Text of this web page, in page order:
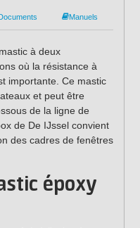
Manuels
à deux
où la résistance à
importante. Ce mastic
et peut être
de la ligne de
de De IJssel convient
des cadres de fenêtres
époxy